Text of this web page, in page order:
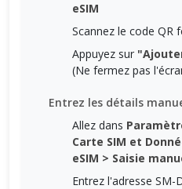
eSIM
Scannez le code QR
Appuyez sur
(Ne fermez pas
Entrez les détails
Allez dans
Carte SIM et
eSIM > Saisie
Entrez l'adresse